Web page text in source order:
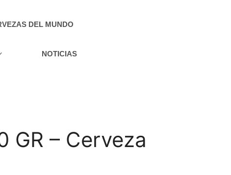
DEL MUNDO
NOTICIAS
GR – Cerveza